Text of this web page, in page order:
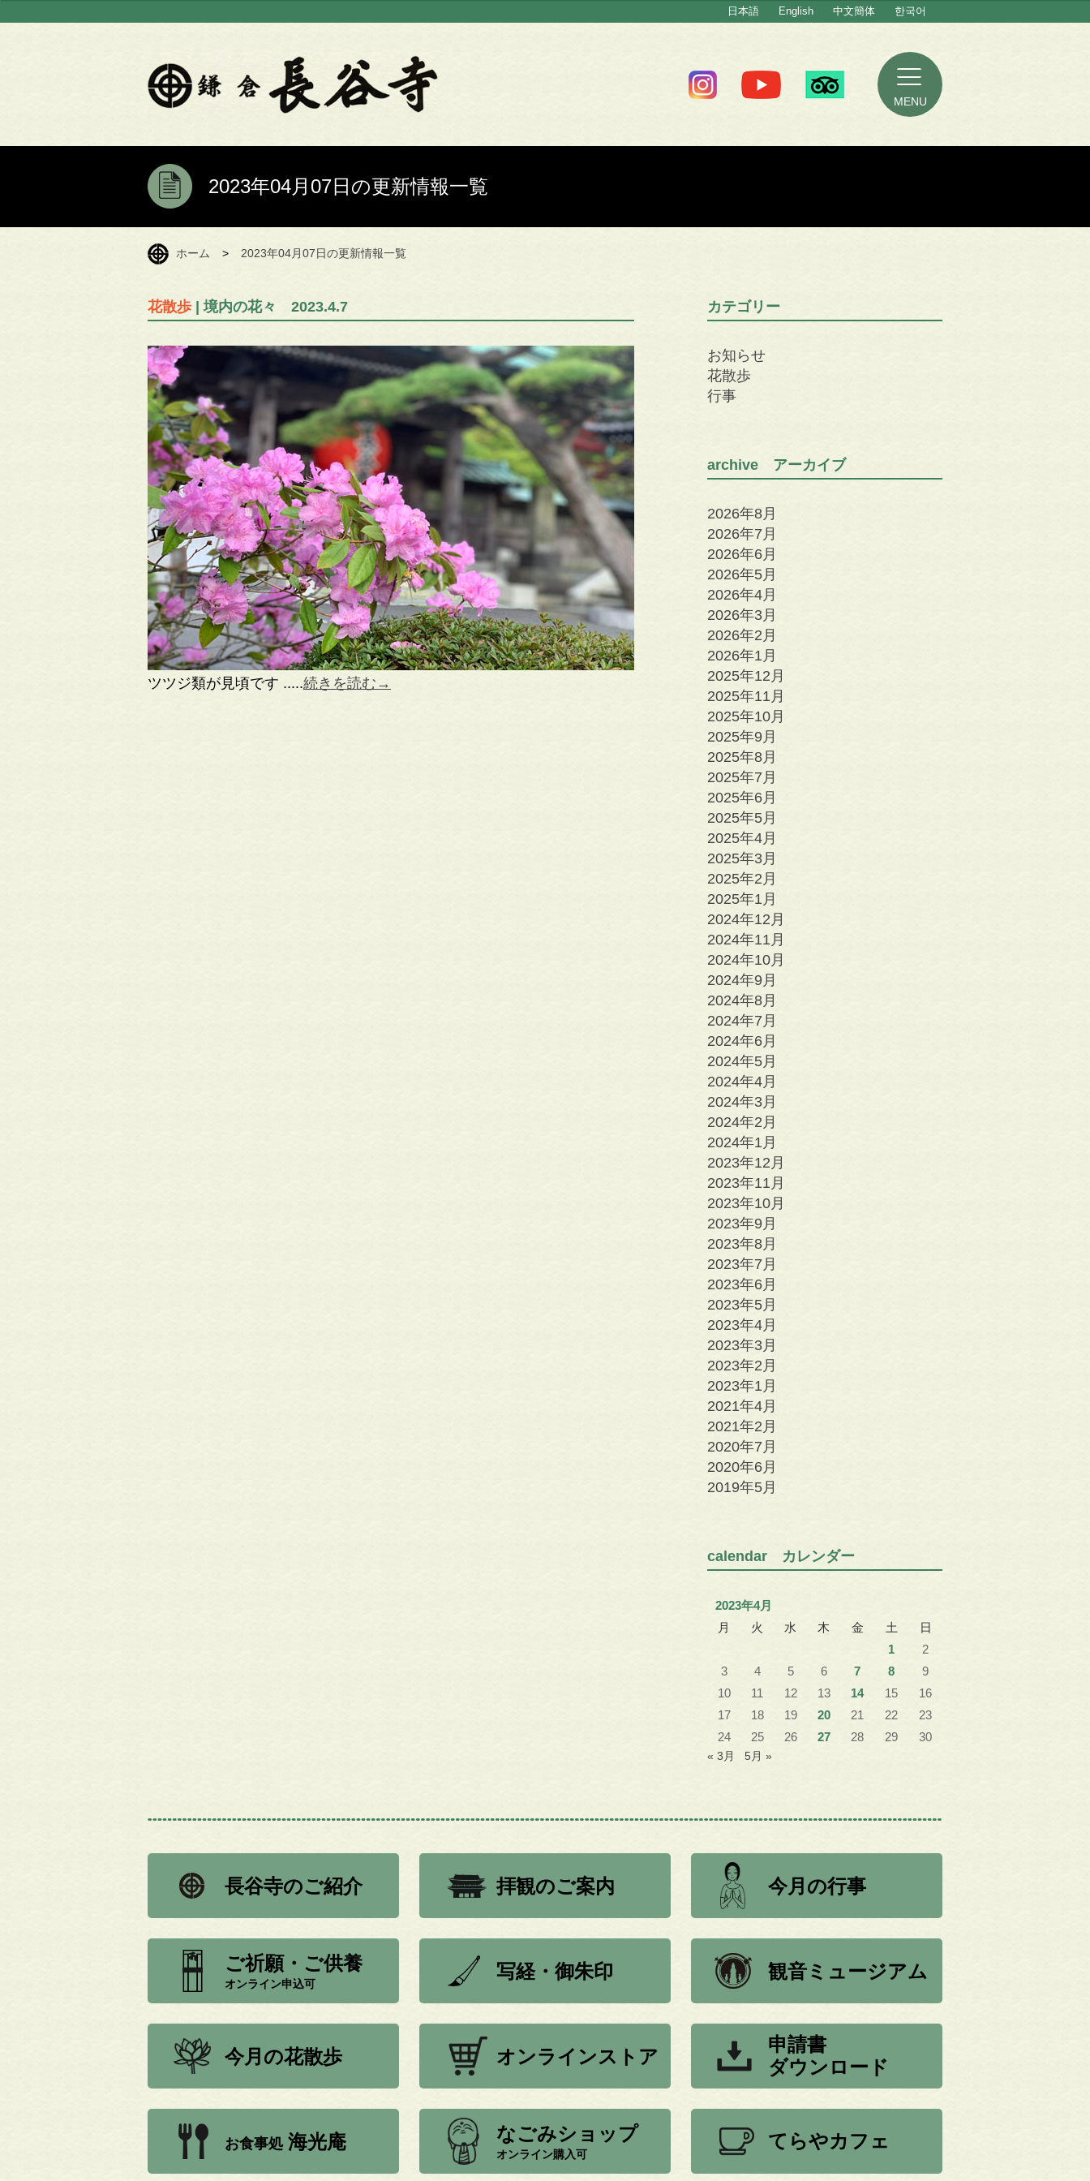
日本語 English 中文簡体 한국어
MENU
2023年04月07日の更新情報一覧
ホーム > 2023年04月07日の更新情報一覧
花散歩 | 境内の花々 2023.4.7
ツツジ類が見頃です .....続きを読む→
カテゴリー
お知らせ
花散歩
行事
archive アーカイブ
2026年8月
2026年7月
2026年6月
2026年5月
2026年4月
2026年3月
2026年2月
2026年1月
2025年12月
2025年11月
2025年10月
2025年9月
2025年8月
2025年7月
2025年6月
2025年5月
2025年4月
2025年3月
2025年2月
2025年1月
2024年12月
2024年11月
2024年10月
2024年9月
2024年8月
2024年7月
2024年6月
2024年5月
2024年4月
2024年3月
2024年2月
2024年1月
2023年12月
2023年11月
2023年10月
2023年9月
2023年8月
2023年7月
2023年6月
2023年5月
2023年4月
2023年3月
2023年2月
2023年1月
2021年4月
2021年2月
2020年7月
2020年6月
2019年5月
calendar カレンダー
2023年4月
月
火 水 木 金 土
日
1
2
3
4 5 6 7 8
9
10
11 12 13 14 15
16
17
18 19 20 21 22
23
24
25 26 27 28 29
30
« 3月
5月 »
長谷寺のご紹介 拝観のご案内 今月の行事
ご祈願・ご供養
オンライン申込可
写経・御朱印 観音ミュージアム
今月の花散歩 オンラインストア
申請書
ダウンロード
お食事処 海光庵 なごみショップ
オンライン購入可
てらやカフェ